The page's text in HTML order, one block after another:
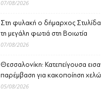
07/08/2026
Στη φυλακή ο δήμαρχος
τη μεγάλη φωτιά στη Βοιωτία
07/08/2026
Θεσσαλονίκη: Κατεπείγουσα
παρέμβαση για κακοποίηση
05/08/2026